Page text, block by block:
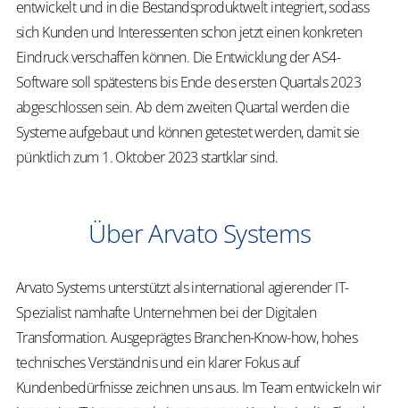
entwickelt und in die Bestandsproduktwelt integriert, sodass
sich Kunden und Interessenten schon jetzt einen konkreten
Eindruck verschaffen können. Die Entwicklung der AS4-
Software soll spätestens bis Ende des ersten Quartals 2023
abgeschlossen sein. Ab dem zweiten Quartal werden die
Systeme aufgebaut und können getestet werden, damit sie
pünktlich zum 1. Oktober 2023 startklar sind.
Über Arvato Systems
Arvato Systems unterstützt als international agierender IT-
Spezialist namhafte Unternehmen bei der Digitalen
Transformation. Ausgeprägtes Branchen-Know-how, hohes
technisches Verständnis und ein klarer Fokus auf
Kundenbedürfnisse zeichnen uns aus. Im Team entwickeln wir